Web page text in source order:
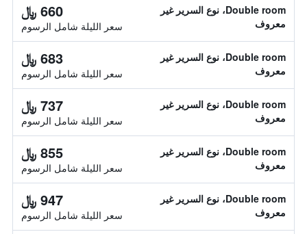
Double room، نوع السرير غير
معروف
660 ﷼
سعر الليلة شامل الرسوم
Double room، نوع السرير غير
معروف
683 ﷼
سعر الليلة شامل الرسوم
Double room، نوع السرير غير
معروف
737 ﷼
سعر الليلة شامل الرسوم
Double room، نوع السرير غير
معروف
855 ﷼
سعر الليلة شامل الرسوم
Double room، نوع السرير غير
معروف
947 ﷼
سعر الليلة شامل الرسوم